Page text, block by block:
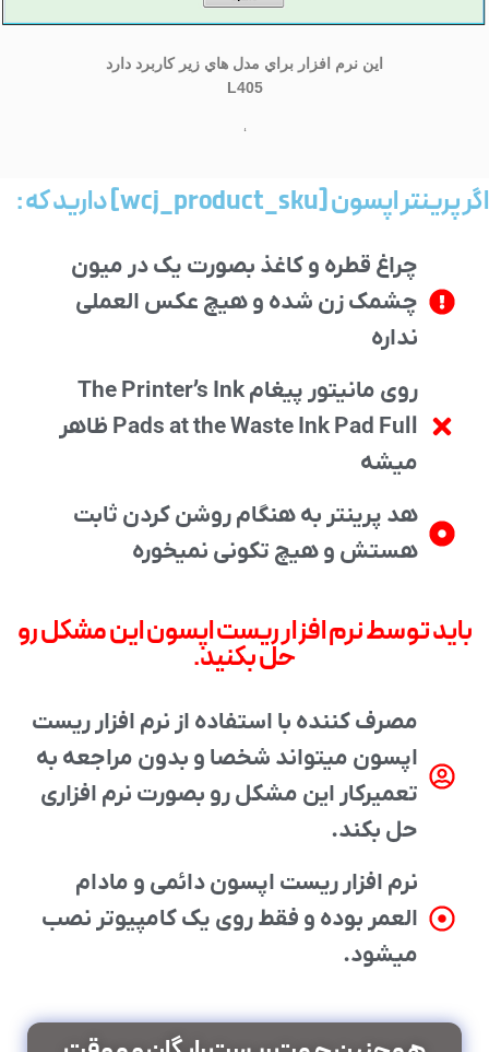
اين نرم افزار براي مدل هاي زير كاربرد دارد
L405
‘
اگر پرینتر اپسون [wcj_product_sku] دارید که :
چراغ قطره و کاغذ بصورت یک در میون
چشمک زن شده و هیچ عکس العملی
نداره
روی مانیتور پیغام The Printer’s Ink
Pads at the Waste Ink Pad Full ظاهر
میشه
هد پرینتر به هنگام روشن کردن ثابت
هستش و هیچ تکونی نمیخوره
باید توسط نرم افزار ریست اپسون این مشکل رو
حل بکنید.
مصرف کننده با استفاده از نرم افزار ریست
اپسون میتواند شخصا و بدون مراجعه به
تعمیرکار این مشکل رو بصورت نرم افزاری
حل بکند.
نرم افزار ریست اپسون دائمی و مادام
العمر بوده و فقط روی یک کامپیوتر نصب
میشود.